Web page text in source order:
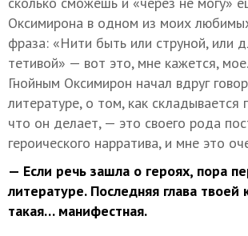
Оксимирона в одном из моих
фраза: «Нити быть или струной, или
тетивой» — вот это, мне кажется,
Гнойным Оксимирон начал вдруг
литературе, о том, как складывается
что он делает, — это своего рода
героического нарратива, и мне это
— Если речь зашла о героях, пора
литературе. Последняя глава твоей
такая… манифестная.